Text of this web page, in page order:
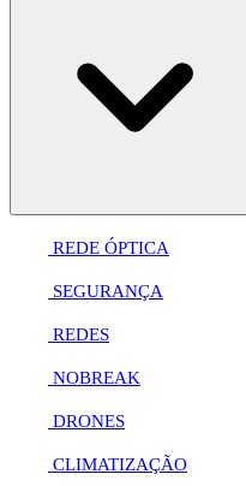
REDE ÓPTICA
SEGURANÇA
REDES
NOBREAK
DRONES
CLIMATIZAÇÃO